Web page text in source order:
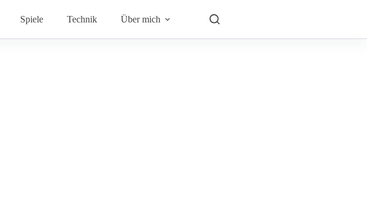
Spiele Technik Über mich